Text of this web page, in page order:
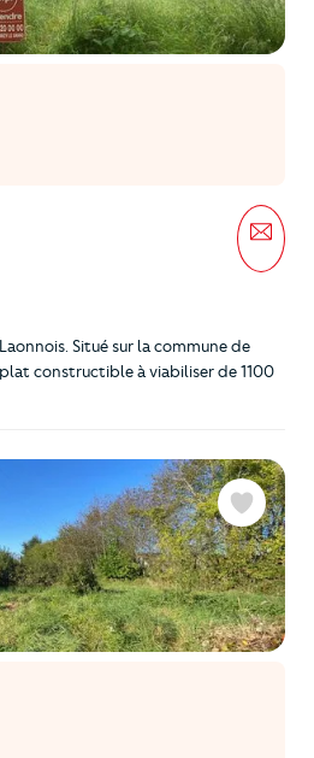
Situé sur la commune de
constructible à viabiliser de 1100
Favoris